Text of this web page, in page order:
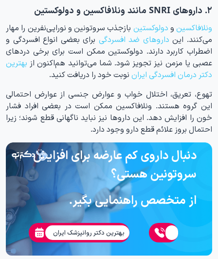
۲. داروهای SNRI مانند ونلافاکسین و دولوکستین
ونلافاکسین و دولوکستین بازجذب سروتونین و نوراپی‌نفرین را مهار
می‌کنند. این داروهای ضد افسردگی برای بعضی انواع افسردگی و
اضطراب کاربرد دارند. دولوکستین ممکن است برای برخی دردهای
عصبی یا مزمن نیز تجویز شود. شما می‌توانید هم‌اکنون از بهترین
دکتر درمان افسردگی ایران نوبت خود را دریافت کنید.
تهوع، تعریق، اختلال خواب و عوارض جنسی از عوارض احتمالی
این گروه هستند. ونلافاکسین ممکن است در بعضی افراد فشار
خون را افزایش دهد. این داروها نیز نباید ناگهانی قطع شوند؛ زیرا
احتمال بروز علائم قطع دارو وجود دارد.
دنبال داروی کم عارضه برای افزایش
سروتونین هستی؟
از متخصص راهنمایی بگیر.
بهترین دکتر روانپزشک ایران